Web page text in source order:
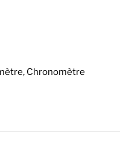
Chronomètre